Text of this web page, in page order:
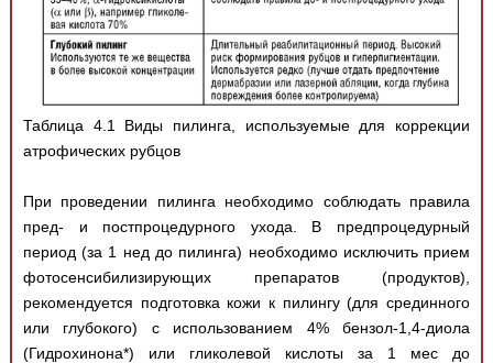
Таблица 4.1 Виды пилинга, используемые для коррекции
атрофических рубцов
При проведении пилинга необходимо соблюдать правила
пред- и постпроцедурного ухода. В предпроцедурный
период (за 1 нед до пилинга) необходимо исключить прием
фотосенсибилизирующих препаратов (продуктов),
рекомендуется подготовка кожи к пилингу (для срединного
или глубокого) с использованием 4% бензол-1,4-диола
(Гидрохинона*) или гликолевой кислоты за 1 мес до